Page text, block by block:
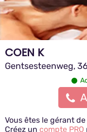
COEN K
Gentsesteenweg,
Vous êtes le gérant de
Créez un compte PRO